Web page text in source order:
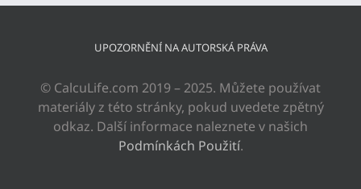
UPOZORNĚNÍ NA AUTORSKÁ PRÁVA
© CalcuLife.com 2019 – 2025. Můžete používat
materiály z této stránky, pokud uvedete zpětný
odkaz. Další informace naleznete v našich
Podmínkách Použití.